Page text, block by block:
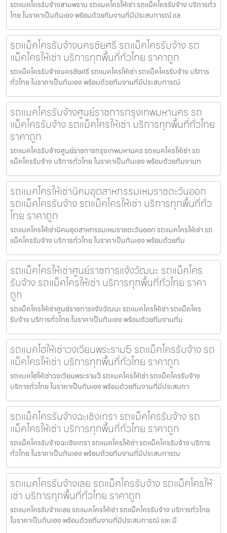
รถแมคโครรับจ้างสามพราน รถแมคโครให้เช่า รถแม็คโครรับจ้าง บริการทั่ว
ไทย ในราคาเป็นกันเอง พร้อมด้วยทีมงานที่มีประสบการณ์ แล
รถแม็คโครรับจ้างนครชัยศรี รถแม็คโครรับจ้าง รถ
แม็คโครให้เช่า บริการทุกพื้นที่ทั่วไทย ราคาถูก
รถแม็คโครรับจ้างนครชัยศรี รถแมคโครให้เช่า รถแม็คโครรับจ้าง บริการ
ทั่วไทย ในราคาเป็นกันเอง พร้อมด้วยทีมงานที่มีประสบการณ์
รถแมคโครรับจ้างศูนย์ราชการกรุงเทพมหานคร รถ
แม็คโครรับจ้าง รถแม็คโครให้เช่า บริการทุกพื้นที่ทั่วไทย
ราคาถูก
รถแมคโครรับจ้างศูนย์ราชการกรุงเทพมหานคร รถแมคโครให้เช่า รถ
แม็คโครรับจ้าง บริการทั่วไทย ในราคาเป็นกันเอง พร้อมด้วยทีมงานท
รถแมคโครให้เช่านิคมอุตสาหกรรมเหมราชตะวันออก
รถแม็คโครรับจ้าง รถแม็คโครให้เช่า บริการทุกพื้นที่ทั่ว
ไทย ราคาถูก
รถแมคโครให้เช่านิคมอุตสาหกรรมเหมราชตะวันออก รถแมคโครให้เช่า รถ
แม็คโครรับจ้าง บริการทั่วไทย ในราคาเป็นกันเอง พร้อมด้วยทีม
รถแม็คโครให้เช่าศูนย์ราชการแจ้งวัฒนะ รถแม็คโคร
รับจ้าง รถแม็คโครให้เช่า บริการทุกพื้นที่ทั่วไทย ราคา
ถูก
รถแม็คโครให้เช่าศูนย์ราชการแจ้งวัฒนะ รถแมคโครให้เช่า รถแม็คโคร
รับจ้าง บริการทั่วไทย ในราคาเป็นกันเอง พร้อมด้วยทีมงานที่ม
รถแบคโฮให้เช่าวงเวียนพระราม5 รถแม็คโครรับจ้าง รถ
แม็คโครให้เช่า บริการทุกพื้นที่ทั่วไทย ราคาถูก
รถแบคโฮให้เช่าวงเวียนพระราม5 รถแมคโครให้เช่า รถแม็คโครรับจ้าง
บริการทั่วไทย ในราคาเป็นกันเอง พร้อมด้วยทีมงานที่มีประสบกา
รถแม็คโครรับจ้างฉะเชิงเทรา รถแม็คโครรับจ้าง รถ
แม็คโครให้เช่า บริการทุกพื้นที่ทั่วไทย ราคาถูก
รถแม็คโครรับจ้างฉะเชิงเทรา รถแมคโครให้เช่า รถแม็คโครรับจ้าง บริการ
ทั่วไทย ในราคาเป็นกันเอง พร้อมด้วยทีมงานที่มีประสบการณ
รถแมคโครรับจ้างเลย รถแม็คโครรับจ้าง รถแม็คโครให้
เช่า บริการทุกพื้นที่ทั่วไทย ราคาถูก
รถแมคโครรับจ้างเลย รถแมคโครให้เช่า รถแม็คโครรับจ้าง บริการทั่วไทย
ในราคาเป็นกันเอง พร้อมด้วยทีมงานที่มีประสบการณ์ และ มื